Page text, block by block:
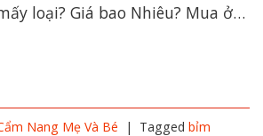
loại? Giá bao Nhiêu? Mua ở…
Nang Mẹ Và Bé | Tagged bỉm